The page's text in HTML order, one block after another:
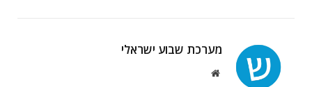
מערכת שבוע ישראלי
Website